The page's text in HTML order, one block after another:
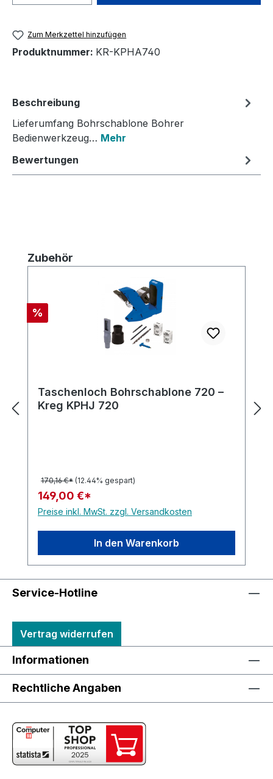
Zum Merkzettel hinzufügen
Produktnummer: KR-KPHA740
Beschreibung
Lieferumfang Bohrschablone Bohrer
Bedienwerkzeug… Mehr
Bewertungen
Produktgalerie überspringen
Zubehör
Rabatt
%
Taschenloch Bohrschablone 720 –
Kreg KPHJ 720
170,16 €* (12.44% gespart)
149,00 €*
Preise inkl. MwSt. zzgl. Versandkosten
In den Warenkorb
Service-Hotline
Vertrag widerrufen
Informationen
Rechtliche Angaben